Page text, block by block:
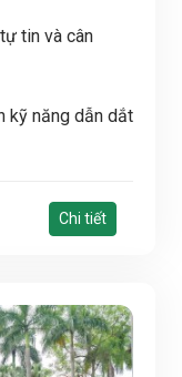
tin và cân
kỹ năng dẫn dắt
Chi tiết